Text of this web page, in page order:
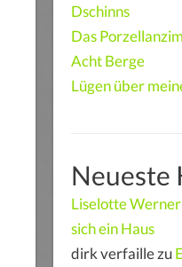
Dschinns
Das
Acht Berge
Lügen über
Neueste
Liselotte Werner
sich ein Haus
dirk verfaillezu